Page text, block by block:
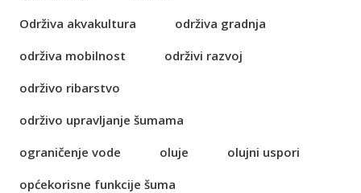
Održiva akvakultura
održiva gradnja
održiva mobilnost
održivi razvoj
održivo ribarstvo
održivo upravljanje šumama
ograničenje vode
oluje
olujni uspori
općekorisne funkcije šuma